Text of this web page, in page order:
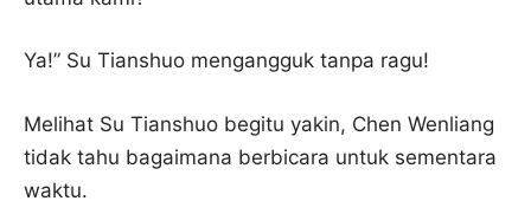
Ya!” Su Tianshuo mengangguk tanpa ragu!
Melihat Su Tianshuo begitu yakin, Chen Wenliang
tidak tahu bagaimana berbicara untuk sementara
waktu.